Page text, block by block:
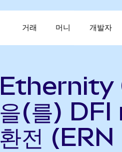
거래 머니 개발자
Ethernity
을(를)
환전